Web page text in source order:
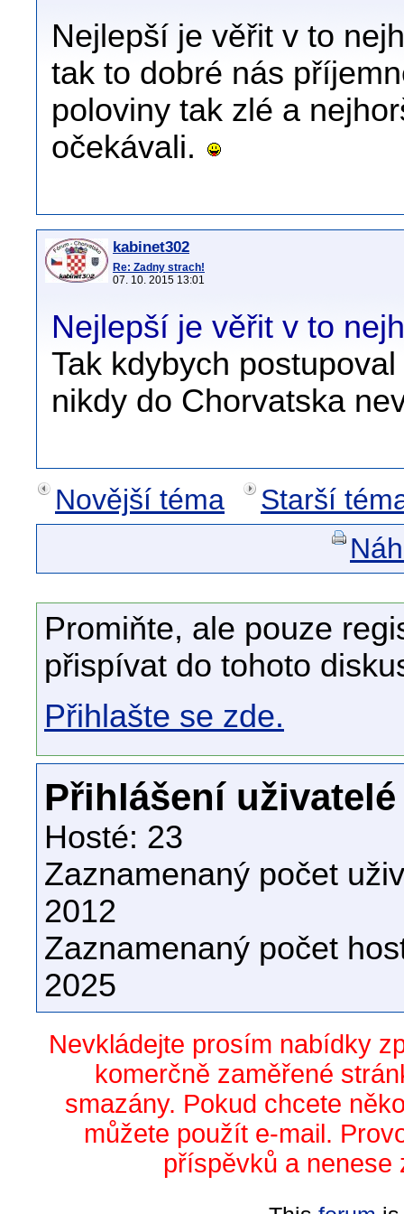
Nejlepší je věřit v to
tak to dobré nás
poloviny tak zlé a
očekávali.
kabinet302
Re: Zadny strach!
07. 10. 2015 13:01
Nejlepší je věřit v to
Tak kdybych
nikdy do Chorvatska
Novější téma
Starší
Promiňte, ale pouze
přispívat do tohoto
Přihlašte se zde.
Přihlášení uživatelé
Hosté: 23
Zaznamenaný počet
2012
Zaznamenaný počet
2025
Nevkládejte prosím nabídky
komerčně zaměřené
smazány. Pokud chcete
můžete použít e-mail.
příspěvků a nenese